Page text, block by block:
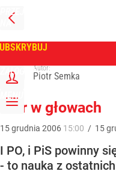
PRZEJDŹ
NA
GŁÓWNĄ
ZALOGUJ
MENU
Tygodnik Wprost
Autor:
Piotr Semka
Mur w głowach
15grudnia 2006 15:00 / 15
I PO, i PiS powinny
- to nauka z